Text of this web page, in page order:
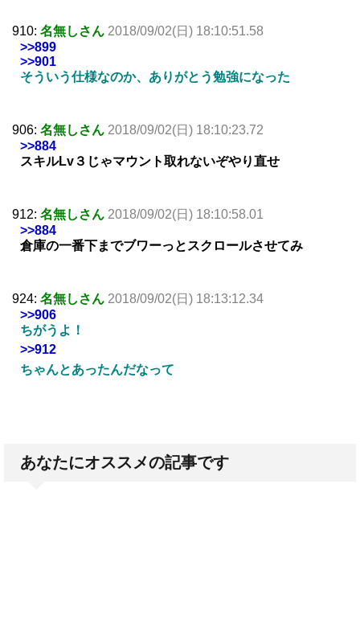
910: 名無しさん 2018/09/02(日) 18:10:51.58
>>899
>>901
そういう仕様なのか、ありがとう勉強になった
906: 名無しさん 2018/09/02(日) 18:10:23.72
>>884
スキルLv３じゃマウント取れないぞやり直せ
912: 名無しさん 2018/09/02(日) 18:10:58.01
>>884
倉庫の一番下までブワーっとスクロールさせてみ
924: 名無しさん 2018/09/02(日) 18:13:12.34
>>906
ちがうよ！
>>912
ちゃんとあったんだなって
あなたにオススメの記事です